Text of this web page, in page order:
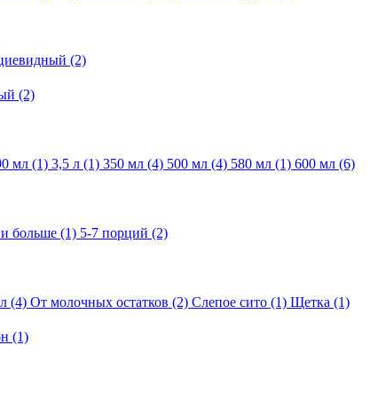
(2)
(2)
мл (1) 3,5 л (1) 350 мл (4) 500 мл (4) 580 мл (1) 600 мл (6)
больше (1) 5-7 порций (2)
(4) От молочных остатков (2) Слепое сито (1) Щетка (1)
(1)